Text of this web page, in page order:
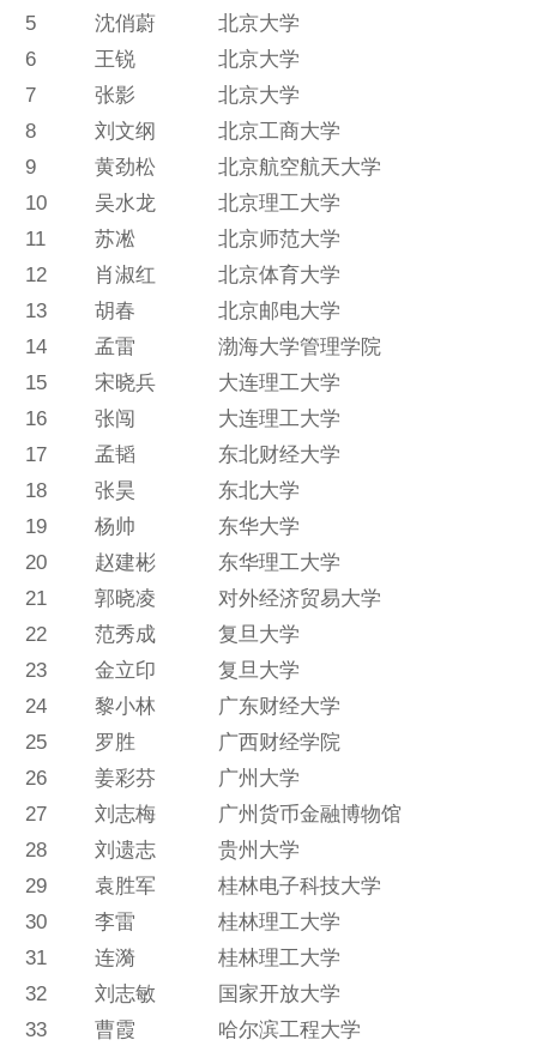
5
沈俏蔚
北京大学
6
王锐
北京大学
7
张影
北京大学
8
刘文纲
北京工商大学
9
黄劲松
北京航空航天大学
10
吴水龙
北京理工大学
11
苏凇
北京师范大学
12
肖淑红
北京体育大学
13
胡春
北京邮电大学
14
孟雷
渤海大学管理学院
15
宋晓兵
大连理工大学
16
张闯
大连理工大学
17
孟韬
东北财经大学
18
张昊
东北大学
19
杨帅
东华大学
20
赵建彬
东华理工大学
21
郭晓凌
对外经济贸易大学
22
范秀成
复旦大学
23
金立印
复旦大学
24
黎小林
广东财经大学
25
罗胜
广西财经学院
26
姜彩芬
广州大学
27
刘志梅
广州货币金融博物馆
28
刘遗志
贵州大学
29
袁胜军
桂林电子科技大学
30
李雷
桂林理工大学
31
连漪
桂林理工大学
32
刘志敏
国家开放大学
33
曹霞
哈尔滨工程大学